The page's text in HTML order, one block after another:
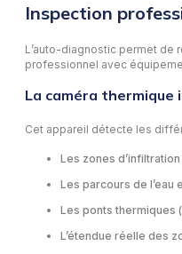
Inspection
L’auto-diagnostic permet de
professionnel avec
La caméra thermique
Cet appareil détecte les
Les zones
Les parcours de l’eau
Les ponts thermiques
L’étendue réelle des